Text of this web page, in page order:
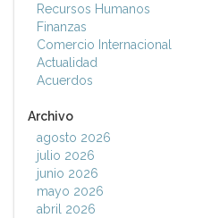
Recursos Humanos
Finanzas
Comercio Internacional
Actualidad
Acuerdos
Archivo
agosto 2026
julio 2026
junio 2026
mayo 2026
abril 2026